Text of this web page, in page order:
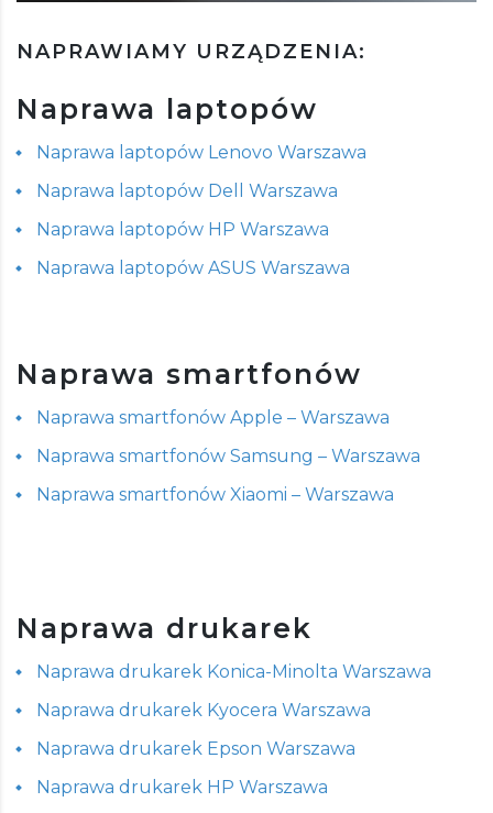
NAPRAWIAMY URZĄDZENIA:
Naprawa laptopów
Naprawa laptopów Lenovo Warszawa
Naprawa laptopów Dell Warszawa
Naprawa laptopów HP Warszawa
Naprawa laptopów ASUS Warszawa
Naprawa smartfonów
Naprawa smartfonów Apple – Warszawa
Naprawa smartfonów Samsung – Warszawa
Naprawa smartfonów Xiaomi – Warszawa
Naprawa drukarek
Naprawa drukarek Konica-Minolta Warszawa
Naprawa drukarek Kyocera Warszawa
Naprawa drukarek Epson Warszawa
Naprawa drukarek HP Warszawa